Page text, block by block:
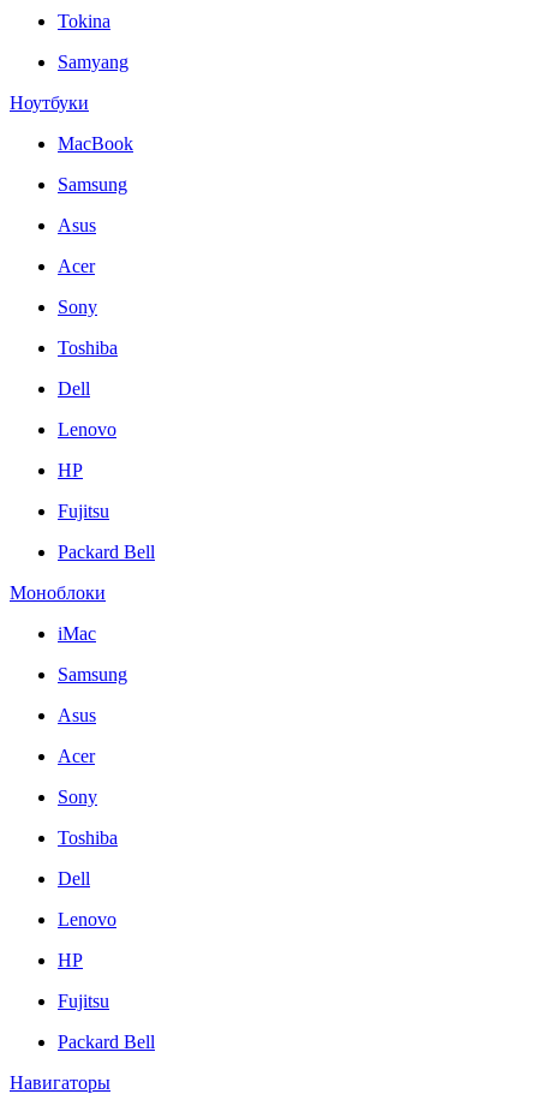
Tokina
Samyang
Ноутбуки
MacBook
Samsung
Asus
Acer
Sony
Toshiba
Dell
Lenovo
HP
Fujitsu
Packard Bell
Моноблоки
iMac
Samsung
Asus
Acer
Sony
Toshiba
Dell
Lenovo
HP
Fujitsu
Packard Bell
Навигаторы